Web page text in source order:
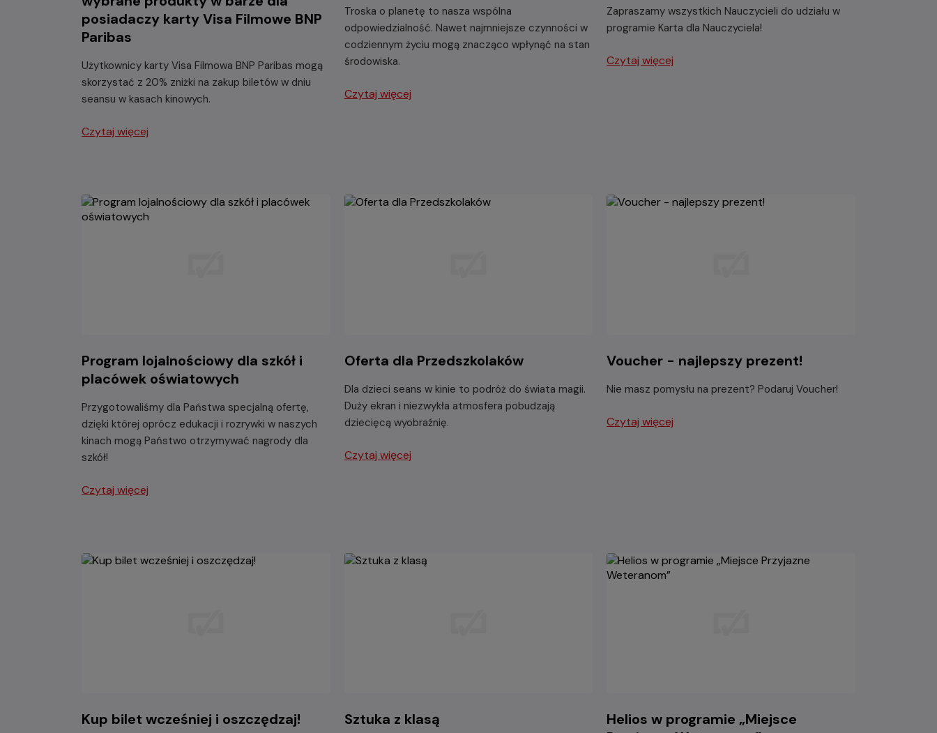
posiadaczy karty Visa Filmowe BNP
Paribas
Użytkownicy karty Visa Filmowa BNP Paribas mogą
skorzystać z 20% zniżki na zakup biletów w dniu
seansu w kasach kinowych.
Czytaj więcej
Troska o planetę to nasza wspólna
odpowiedzialność. Nawet najmniejsze czynności w
codziennym życiu mogą znacząco wpłynąć na stan
środowiska.
Czytaj więcej
Zapraszamy wszystkich Nauczycieli do udziału w
programie Karta dla Nauczyciela!
Czytaj więcej
Program lojalnościowy dla szkół i
placówek oświatowych
Przygotowaliśmy dla Państwa specjalną ofertę,
dzięki której oprócz edukacji i rozrywki w naszych
kinach mogą Państwo otrzymywać nagrody dla
szkół!
Czytaj więcej
Oferta dla Przedszkolaków
Dla dzieci seans w kinie to podróż do świata magii.
Duży ekran i niezwykła atmosfera pobudzają
dziecięcą wyobraźnię.
Czytaj więcej
Voucher - najlepszy prezent!
Nie masz pomysłu na prezent? Podaruj Voucher!
Czytaj więcej
Kup bilet wcześniej i oszczędzaj! Sztuka z klasą
Helios w programie „Miejsce